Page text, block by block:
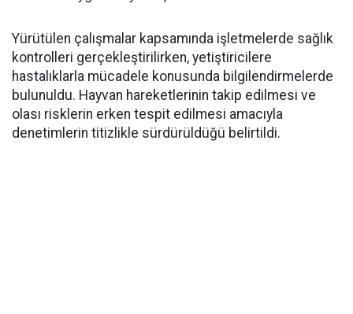
Yürütülen çalışmalar kapsamında işletmelerde sağlık
kontrolleri gerçekleştirilirken, yetiştiricilere
hastalıklarla mücadele konusunda bilgilendirmelerde
bulunuldu. Hayvan hareketlerinin takip edilmesi ve
olası risklerin erken tespit edilmesi amacıyla
denetimlerin titizlikle sürdürüldüğü belirtildi.